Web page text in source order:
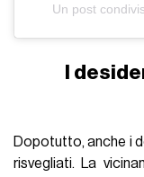
Un post
I
Dopotutto, anche i
risvegliati. La